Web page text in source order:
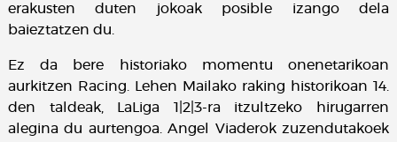
erakusten duten jokoak posible izango dela
baieztatzen du.
Ez da bere historiako momentu onenetarikoan
aurkitzen Racing. Lehen Mailako raking historikoan 14.
den taldeak, LaLiga 1|2|3-ra itzultzeko hirugarren
alegina du aurtengoa. Angel Viaderok zuzendutakoek